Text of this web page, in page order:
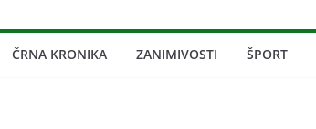
ČRNA KRONIKA ZANIMIVOSTI ŠPORT